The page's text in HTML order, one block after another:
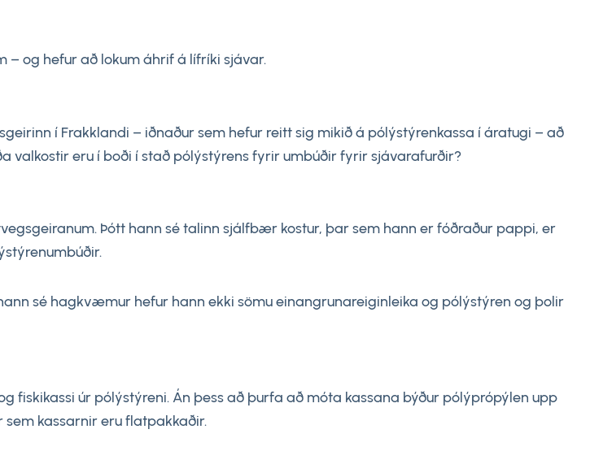
– og hefur að lokum áhrif á lífríki sjávar.
í Frakklandi – iðnaður sem hefur reitt sig mikið á pólýstýrenkassa í áratugi – að
valkostir eru í boði í stað pólýstýrens fyrir umbúðir fyrir sjávarafurðir?
Þótt hann sé talinn sjálfbær kostur, þar sem hann er fóðraður pappi, er
sé hagkvæmur hefur hann ekki sömu einangrunareiginleika og pólýstýren og þolir
úr pólýstýreni. Án þess að þurfa að móta kassana býður pólýprópýlen upp
kassarnir eru flatpakkaðir.